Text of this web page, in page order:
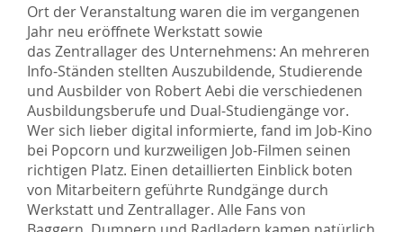
Ort der Veranstaltung waren die im vergangenen
Jahr neu eröffnete Werkstatt sowie
das Zentrallager des Unternehmens: An mehreren
Info-Ständen stellten Auszubildende, Studierende
und Ausbilder von Robert Aebi die verschiedenen
Ausbildungsberufe und Dual-Studiengänge vor.
Wer sich lieber digital informierte, fand im Job-Kino
bei Popcorn und kurzweiligen Job-Filmen seinen
richtigen Platz. Einen detaillierten Einblick boten
von Mitarbeitern geführte Rundgänge durch
Werkstatt und Zentrallager. Alle Fans von